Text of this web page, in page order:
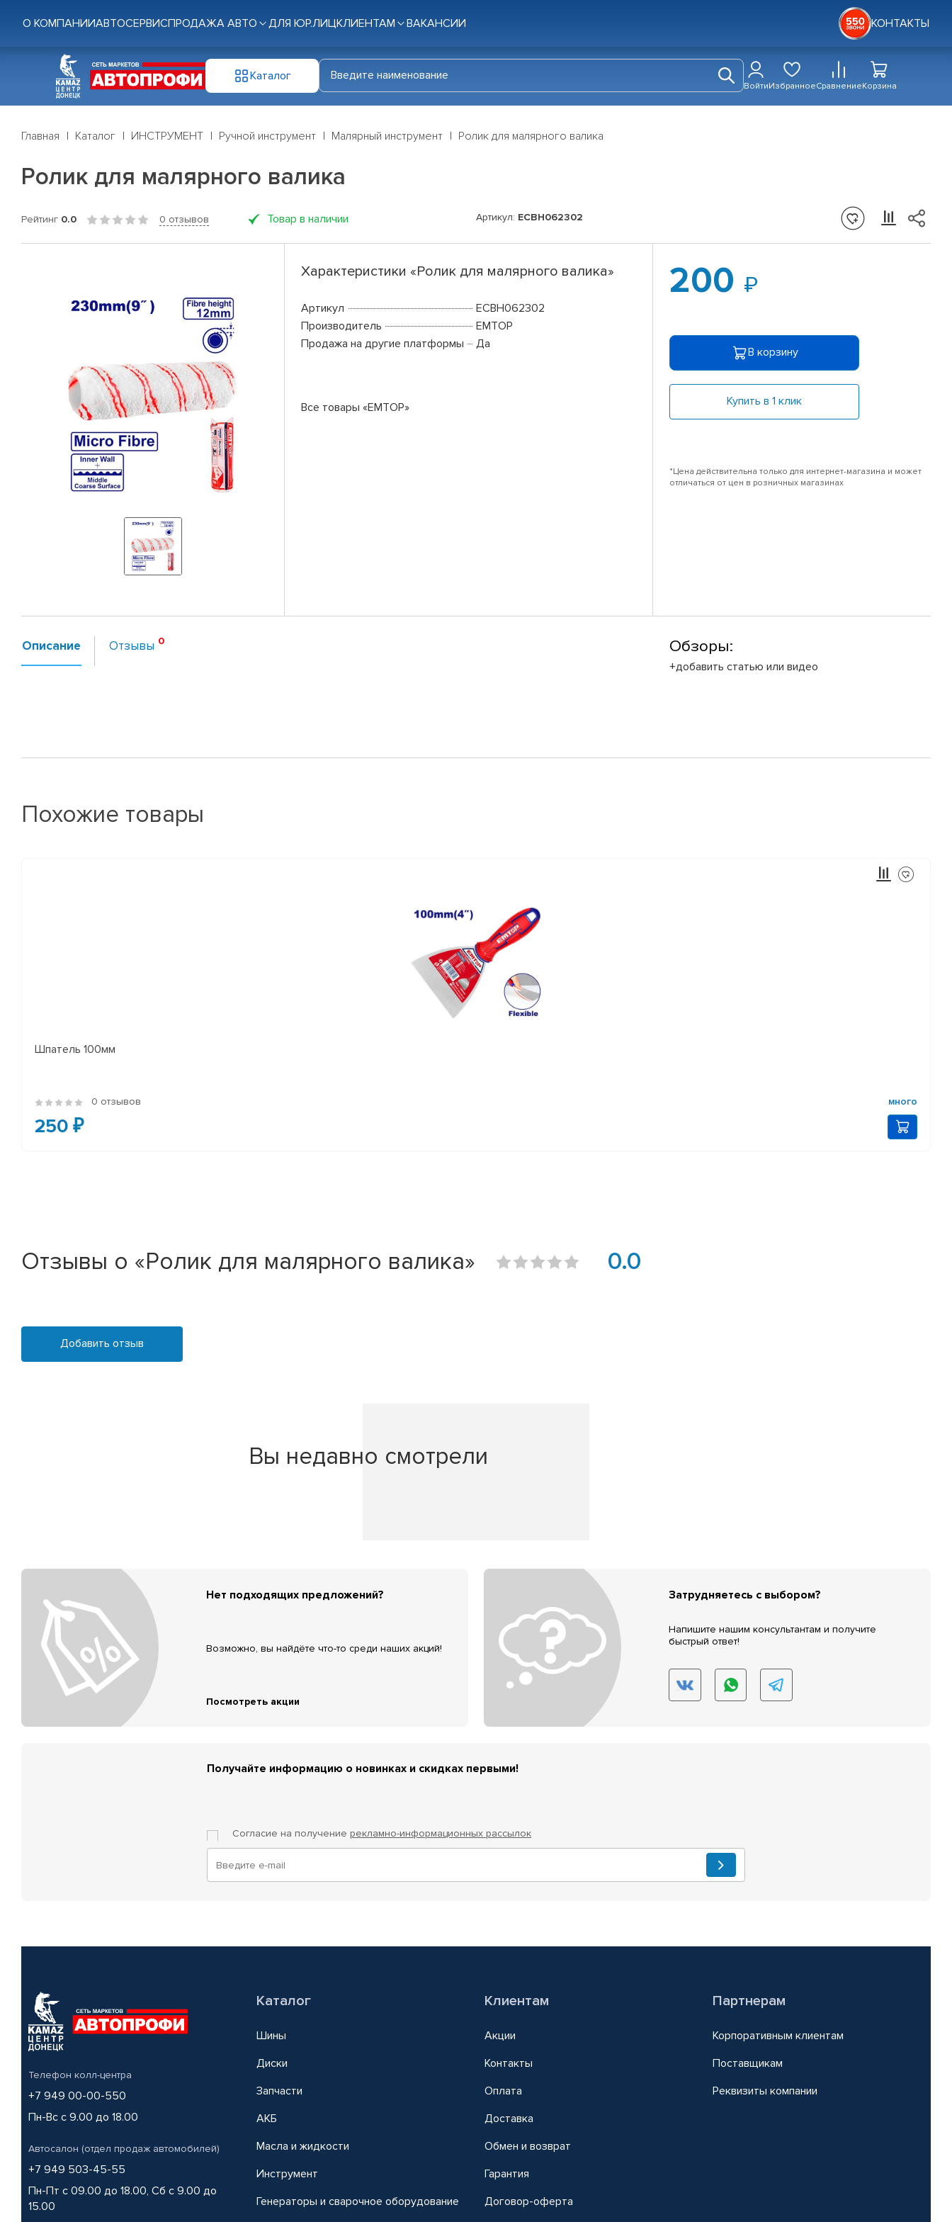
О КОМПАНИИАВТОСЕРВИСПРОДАЖА АВТО ДЛЯ ЮР.ЛИЦКЛИЕНТАМ ВАКАНСИИ КОНТАКТЫ
Каталог
ВойтиИзбранноеСравнениеКорзина
Главная Каталог ИНСТРУМЕНТ Ручной инструмент Малярный инструмент Ролик для малярного валика
Ролик для малярного валика
Рейтинг 0.0 0 отзывов Товар в наличии Артикул: ECBH062302
Характеристики «Ролик для малярного валика»
Артикул
ECBH062302
Производитель
EMTOP
Продажа на другие платформы
Да
Все товары «EMTOP»
200
В корзину
Купить в 1 клик
*Цена действительна только для интернет-магазина и может
отличаться от цен в розничных магазинах
Описание Отзывы Обзоры:
+добавить статью или видео
Похожие товары
Шпатель 100мм
0 отзывов много
250 ₽
Отзывы о «Ролик для малярного валика» 0.0
Добавить отзыв
Вы недавно смотрели
Нет подходящих предложений?
Возможно, вы найдёте что-то среди наших акций!
Посмотреть акции
Затрудняетесь с выбором?
Напишите нашим консультантам и получите
быстрый ответ!
Получайте информацию о новинках и скидках первыми!
Согласие на получение рекламно-информационных рассылок
Телефон колл-центра
+7 949 00-00-550
Пн-Вс с 9.00 до 18.00
Автосалон (отдел продаж автомобилей)
+7 949 503-45-55
Пн-Пт с 09.00 до 18.00, Сб с 9.00 до
15.00
Каталог
Шины
Диски
Запчасти
АКБ
Масла и жидкости
Инструмент
Генераторы и сварочное оборудование
Клиентам
Акции
Контакты
Оплата
Доставка
Обмен и возврат
Гарантия
Договор-оферта
Партнерам
Корпоративным клиентам
Поставщикам
Реквизиты компании